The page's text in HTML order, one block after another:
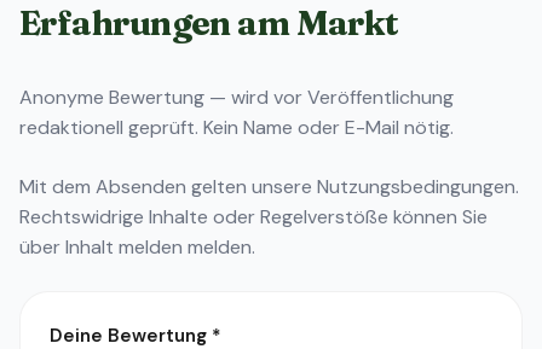
Erfahrungen am Markt
Anonyme Bewertung — wird vor Veröffentlichung
redaktionell geprüft. Kein Name oder E-Mail nötig.
Mit dem Absenden gelten unsere Nutzungsbedingungen.
Rechtswidrige Inhalte oder Regelverstöße können Sie
überInhalt melden melden.
Deine Bewertung *